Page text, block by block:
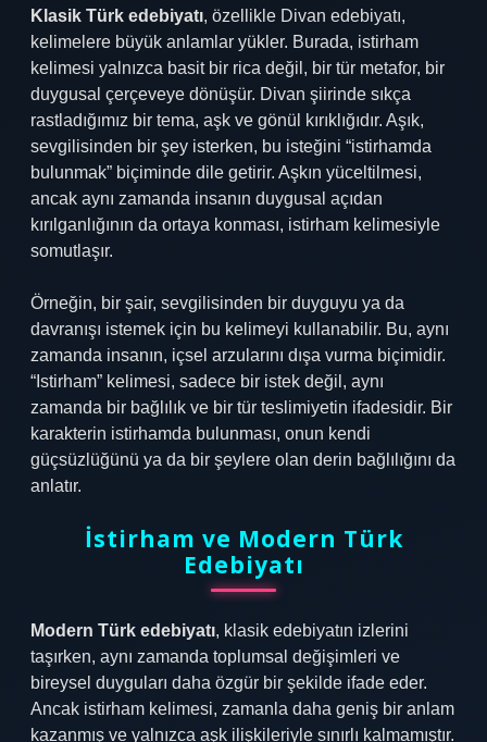
Klasik Türk edebiyatı, özellikle Divan edebiyatı,
kelimelere büyük anlamlar yükler. Burada, istirham
kelimesi yalnızca basit bir rica değil, bir tür metafor, bir
duygusal çerçeveye dönüşür. Divan şiirinde sıkça
rastladığımız bir tema, aşk ve gönül kırıklığıdır. Aşık,
sevgilisinden bir şey isterken, bu isteğini “istirhamda
bulunmak” biçiminde dile getirir. Aşkın yüceltilmesi,
ancak aynı zamanda insanın duygusal açıdan
kırılganlığının da ortaya konması, istirham kelimesiyle
somutlaşır.
Örneğin, bir şair, sevgilisinden bir duyguyu ya da
davranışı istemek için bu kelimeyi kullanabilir. Bu, aynı
zamanda insanın, içsel arzularını dışa vurma biçimidir.
“Istirham” kelimesi, sadece bir istek değil, aynı
zamanda bir bağlılık ve bir tür teslimiyetin ifadesidir. Bir
karakterin istirhamda bulunması, onun kendi
güçsüzlüğünü ya da bir şeylere olan derin bağlılığını da
anlatır.
İstirham ve Modern Türk
Edebiyatı
Modern Türk edebiyatı, klasik edebiyatın izlerini
taşırken, aynı zamanda toplumsal değişimleri ve
bireysel duyguları daha özgür bir şekilde ifade eder.
Ancak istirham kelimesi, zamanla daha geniş bir anlam
kazanmış ve yalnızca aşk ilişkileriyle sınırlı kalmamıştır.